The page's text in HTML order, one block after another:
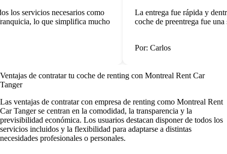
los servicios necesarios como
lo que simplifica mucho
La entrega fue rápida y
coche de preentrega fue una
Por: Carlos
Ventajas de contratar tu coche de renting con Montreal Rent Car
Tanger
Las ventajas de contratar con empresa de renting como Montreal Rent
Car Tanger se centran en la comodidad, la transparencia y la
previsibilidad económica. Los usuarios destacan disponer de todos los
servicios incluidos y la flexibilidad para adaptarse a distintas
necesidades profesionales o personales.